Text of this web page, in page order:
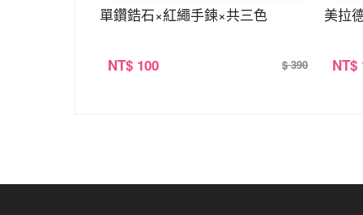
單鑽鋯石×紅繩手鍊×共三色
NT$ 100 $ 390
美拉
NT$